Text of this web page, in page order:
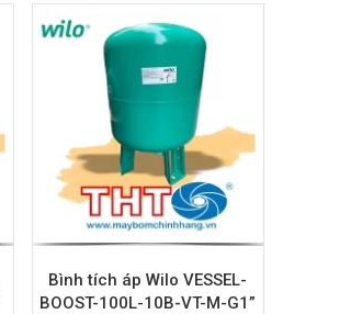
Bình tích áp Wilo VESSEL-
BOOST-100L-10B-VT-M-G1”